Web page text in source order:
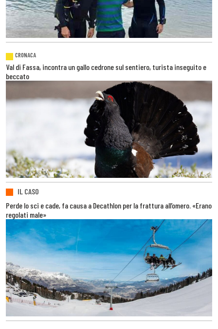
CRONACA
Val di Fassa, incontra un gallo cedrone sul sentiero, turista inseguito e
beccato
IL CASO
Perde lo sci e cade, fa causa a Decathlon per la frattura all’omero. «Erano
regolati male»